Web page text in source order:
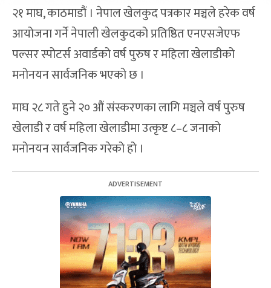
२१ माघ, काठमाडौं । नेपाल खेलकुद पत्रकार मञ्चले हरेक वर्ष
आयोजना गर्ने नेपाली खेलकुदको प्रतिष्ठित एनएसजेएफ
पल्सर स्पोटर्स अवार्डको वर्ष पुरुष र महिला खेलाडीको
मनोनयन सार्वजनिक भएको छ ।
माघ २८ गते हुने २० औं संस्करणका लागि मञ्चले वर्ष पुरुष
खेलाडी र वर्ष महिला खेलाडीमा उत्कृष्ट ८–८ जनाको
मनोनयन सार्वजनिक गरेको हो ।